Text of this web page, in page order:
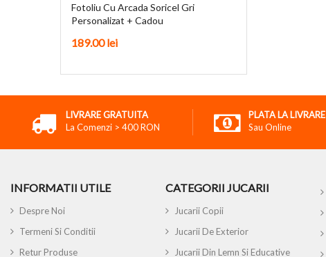
Fotoliu Cu Arcada Soricel Gri
Personalizat + Cadou
189.00lei
LIVRARE GRATUITA
La Comenzi > 400 RON
PLATA LA LIVRARE
Sau Online
INFORMATII UTILE
Despre Noi
Termeni Si Conditii
Retur Produse
CATEGORII JUCARII
Jucarii Copii
Jucarii De Exterior
Jucarii Din Lemn Si Educative